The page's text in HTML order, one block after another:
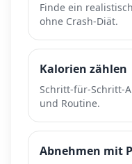
Finde ein
ohne Crash-Diät.
Kalorien zählen
Schritt-für-Schritt-
und Routine.
Abnehmen mit